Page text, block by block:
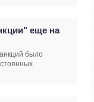
еще на
было